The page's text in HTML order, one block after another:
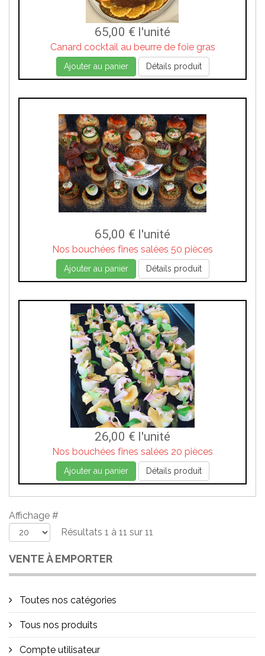
65,00 € l'unité
Canard cocktail au beurre de foie gras
Ajouter au panier Détails produit
65,00 € l'unité
Nos bouchées fines salées 50 pièces
Ajouter au panier Détails produit
26,00 € l'unité
Nos bouchées fines salées 20 pièces
Ajouter au panier Détails produit
Affichage #
Résultats 1 à 11 sur 11
VENTE À EMPORTER
Toutes nos catégories
Tous nos produits
Compte utilisateur